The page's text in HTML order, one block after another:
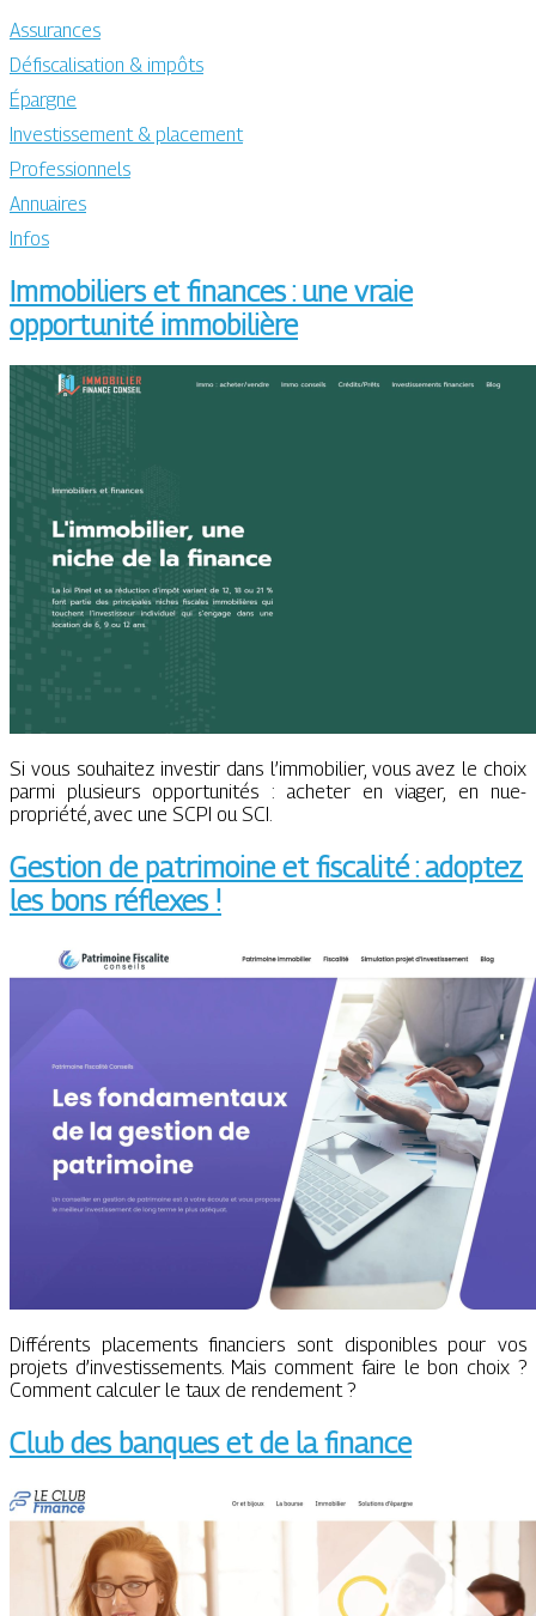
Assurances
Défiscalisation & impôts
Épargne
Investissement & placement
Professionnels
Annuaires
Infos
Immobiliers et finances : une vraie
opportunité immobilière
Si vous souhaitez investir dans l’immobilier, vous avez le choix
parmi plusieurs opportunités : acheter en viager, en nue-
propriété, avec une SCPI ou SCI.
Gestion de patrimoine et fiscalité : adoptez
les bons réflexes !
Différents placements financiers sont disponibles pour vos
projets d’investissements. Mais comment faire le bon choix ?
Comment calculer le taux de rendement ?
Club des banques et de la finance